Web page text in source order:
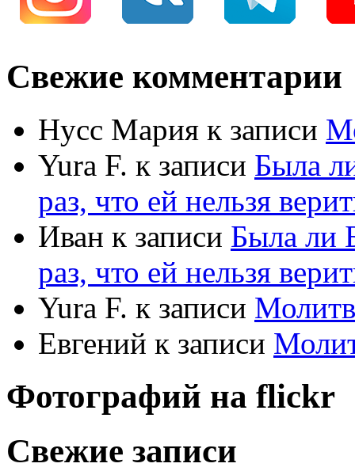
Свежие комментарии
Нусс Мария к записи
Yura F. к записи Была
раз, что ей нельзя
Иван к записи Была ли
раз, что ей нельзя
Yura F. к записи
Евгений к записи
Фотографий на flickr
Свежие записи